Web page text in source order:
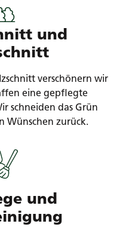
und
verschönern wir
eine gepflegte
schneiden das Grün
Wünschen zurück.
und